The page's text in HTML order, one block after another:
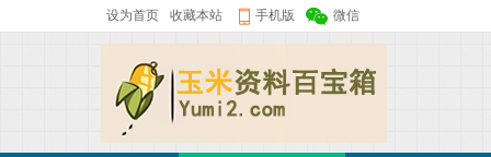
设为首页 收藏本站 手机版 微信